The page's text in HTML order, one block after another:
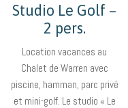
Studio Le Golf –
2 pers.
Location vacances au
Chalet de Warren avec
piscine, hamman, parc privé
et mini-golf. Le studio « Le